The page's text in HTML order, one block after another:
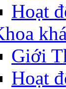
Hoạt
Giới
Hoạt